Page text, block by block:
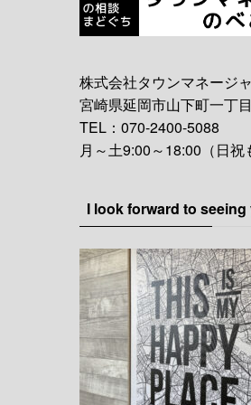
株式会社タウンマネージ
宮崎県延岡市山下町一丁
TEL：070-2400-5088
月～土9:00～18:00（日祝
I look forward to seeing